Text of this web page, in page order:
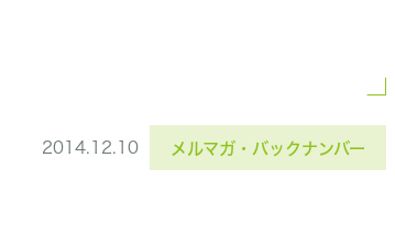
2014.12.10 メルマガ・バックナンバー